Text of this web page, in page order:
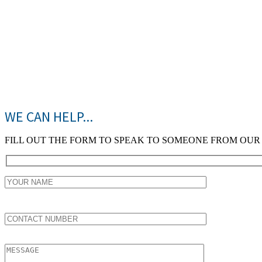
WE CAN HELP...
FILL OUT THE FORM TO SPEAK TO SOMEONE FROM